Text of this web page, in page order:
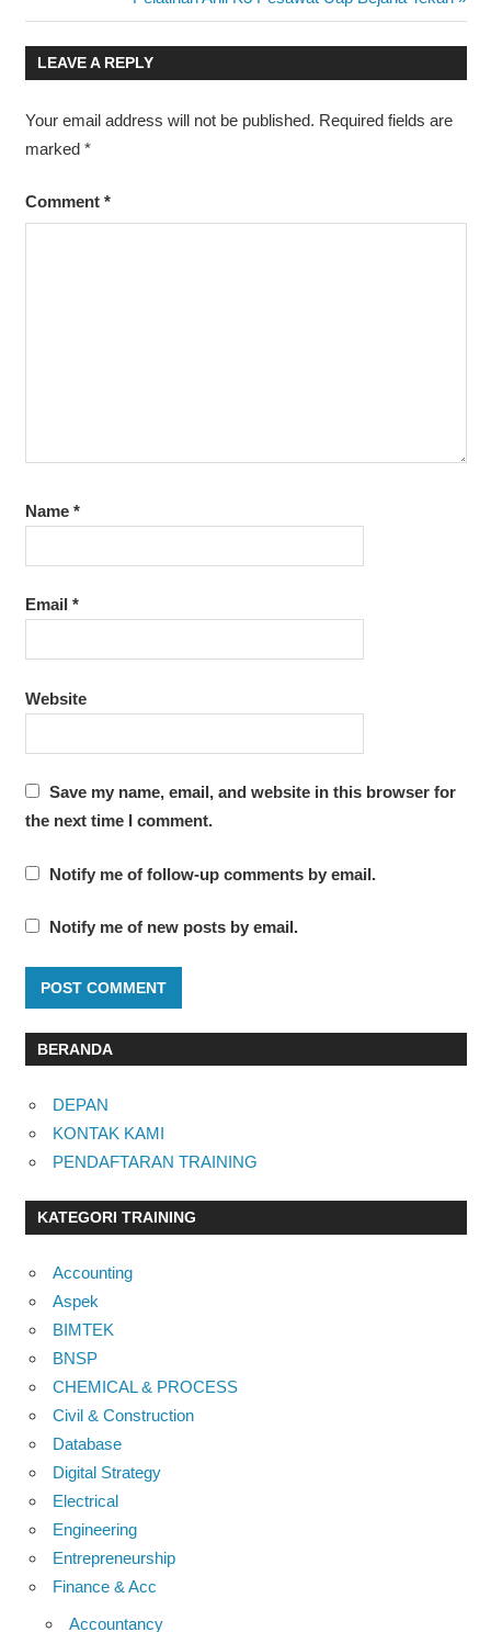
navigation
Post:
LEAVE A REPLY
Your email address will not be published. Required fields are
marked *
Comment *
Name *
Email *
Website
Save my name, email, and website in this browser for
the next time I comment.
Notify me of follow-up comments by email.
Notify me of new posts by email.
BERANDA
DEPAN
KONTAK KAMI
PENDAFTARAN TRAINING
KATEGORI TRAINING
Accounting
Aspek
BIMTEK
BNSP
CHEMICAL & PROCESS
Civil & Construction
Database
Digital Strategy
Electrical
Engineering
Entrepreneurship
Finance & Acc
Accountancy